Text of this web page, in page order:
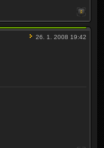
26. 1. 2008 19:42